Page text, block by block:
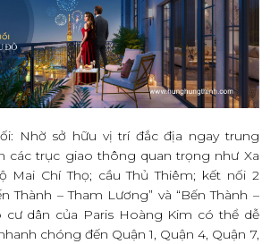
Nhờ sở hữu vị trí đắc địa ngay trung
các trục giao thông quan trọng như Xa
Mai Chí Thọ; cầu Thủ Thiêm; kết nối 2
Thành – Tham Lương” và “Bến Thành –
cư dân của Paris Hoàng Kim có thể dễ
chóng đến Quận 1, Quận 4, Quận 7,